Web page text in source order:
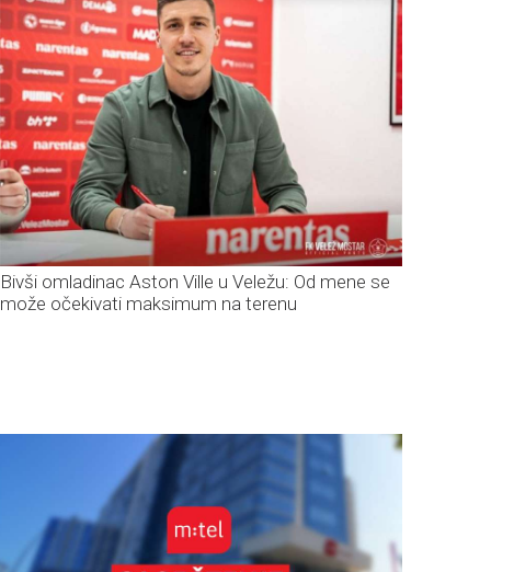
Bivši omladinac Aston Ville u Veležu: Od mene se
može očekivati maksimum na terenu